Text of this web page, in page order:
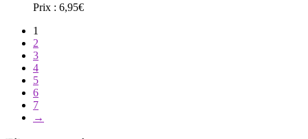
Prix : 6,95€
1
2
3
4
5
6
7
→